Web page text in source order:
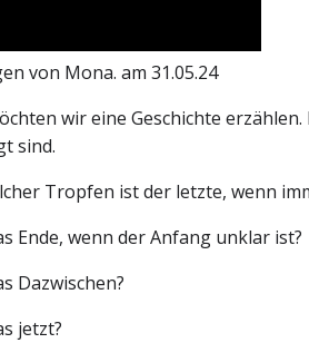
von Mona. am 31.05.24
wir eine Geschichte
sind.
Tropfen ist der letzte, wenn
Ende, wenn der Anfang unklar ist?
Dazwischen?
jetzt?